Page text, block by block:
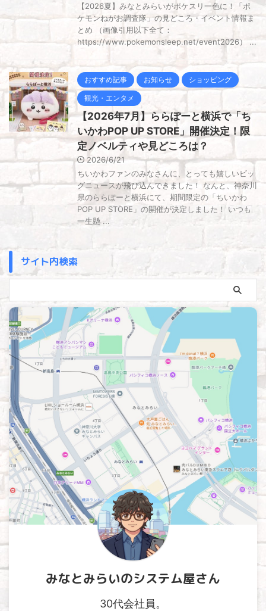
【2026夏】みなとみらいがポケスリ一色に！「ポ
ケモンねがお調査隊」の見どころ・イベント情報ま
とめ （画像引用以下全て：
https://www.pokemonsleep.net/event2026） ...
おすすめ記事 お知らせ ショッピング
観光・エンタメ
【2026年7月】ららぽーと横浜で「ち
いかわPOP UP STORE」開催決定！限
定ノベルティや見どころは？
2026/6/21
ちいかわファンのみなさんに、とっても嬉しいビッ
グニュースが飛び込んできました！ なんと、神奈川
県のららぽーと横浜にて、期間限定の「ちいかわ
POP UP STORE」の開催が決定しました！ いつも
一生懸 ...
サイト内検索
みなとみらいのシステム屋さん
30代会社員。